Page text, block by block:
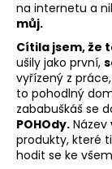
na internetu a
můj.
Cítila jsem, že
ušily jako první,
vyřízený z
to pohodlný
zababuškáš se
POHOdy. Název
produkty, které
hodit se ke